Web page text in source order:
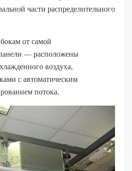
части распределительного
от самой
— расположены
воздуха,
с автоматическим
потока.